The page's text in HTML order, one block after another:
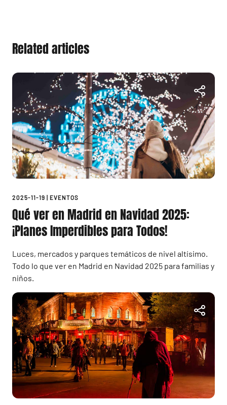
Related articles
2025-11-19 EVENTOS
Qué ver en Madrid en Navidad 2025:
¡Planes Imperdibles para Todos!
Luces, mercados y parques temáticos de nivel altísimo.
Todo lo que ver en Madrid en Navidad 2025 para familias y
niños.